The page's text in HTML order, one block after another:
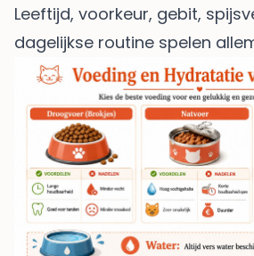
Leeftijd, voorkeur, gebit,
dagelijkse routine spelen